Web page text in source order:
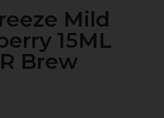
Mild
15ML
Brew